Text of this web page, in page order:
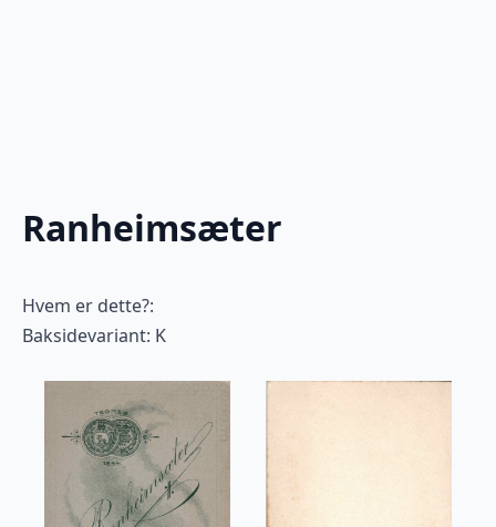
Ranheimsæter
Hvem er dette?:
Baksidevariant: K